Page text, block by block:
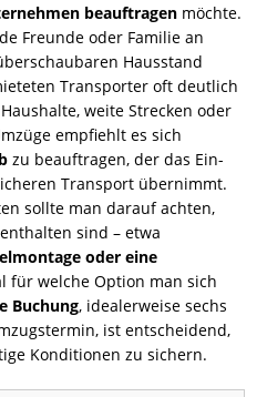
beauftragen möchte.
Freunde oder Familie an
Hausstand
Transporter oft deutlich
weite Strecken oder
empfiehlt es sich
zu beauftragen, der das Ein-
Transport übernimmt.
sollte man darauf achten,
sind – etwa
oder eine
für welche Option man sich
Buchung, idealerweise sechs
ist entscheidend,
Konditionen zu sichern.